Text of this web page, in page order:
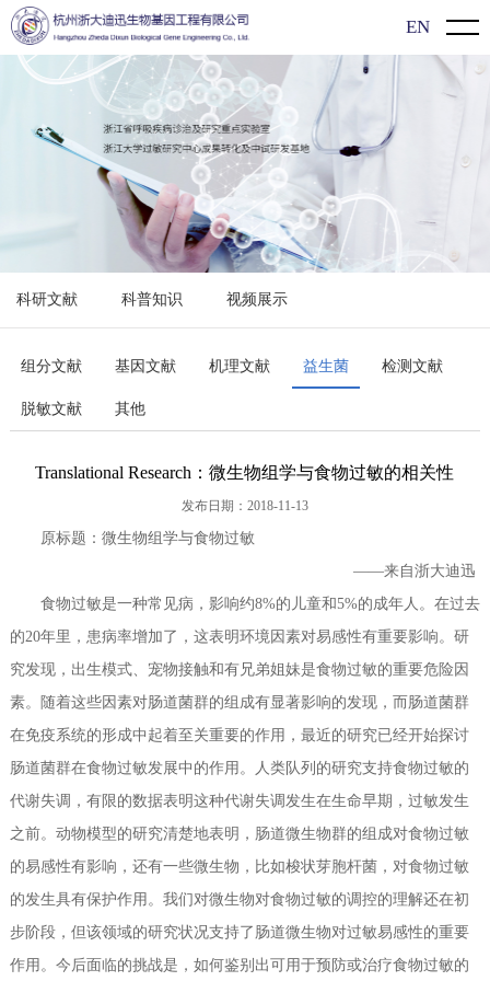
EN
科研文献 科普知识 视频展示
组分文献 基因文献 机理文献 益生菌 检测文献
脱敏文献 其他
Translational Research：微生物组学与食物过敏的相关性
发布日期：2018-11-13
原标题：微生物组学与食物过敏
——来自浙大迪迅
食物过敏是一种常见病，影响约8%的儿童和5%的成年人。在过去
的20年里，患病率增加了，这表明环境因素对易感性有重要影响。研
究发现，出生模式、宠物接触和有兄弟姐妹是食物过敏的重要危险因
素。随着这些因素对肠道菌群的组成有显著影响的发现，而肠道菌群
在免疫系统的形成中起着至关重要的作用，最近的研究已经开始探讨
肠道菌群在食物过敏发展中的作用。人类队列的研究支持食物过敏的
代谢失调，有限的数据表明这种代谢失调发生在生命早期，过敏发生
之前。动物模型的研究清楚地表明，肠道微生物群的组成对食物过敏
的易感性有影响，还有一些微生物，比如梭状芽胞杆菌，对食物过敏
的发生具有保护作用。我们对微生物对食物过敏的调控的理解还在初
步阶段，但该领域的研究状况支持了肠道微生物对过敏易感性的重要
作用。今后面临的挑战是，如何鉴别出可用于预防或治疗食物过敏的
关于我们
公司介绍
企业文化
发展历程
新闻动态
企业动态
展会信息
行业动态
产品介绍
新型冠状病毒（2019-nCoV）检测系列
过敏原特异性抗体IgE检测系列
食物特异性抗体IgG/lgG4检测系列
单组分过敏原检测系列
产品专属设备--高通量全自动免疫印迹仪及判读软件
过敏知识
科研文献
科普知识
联系方式